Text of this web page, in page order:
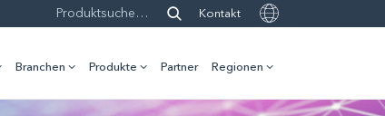
Kontakt
Branchen Produkte Partner Regionen